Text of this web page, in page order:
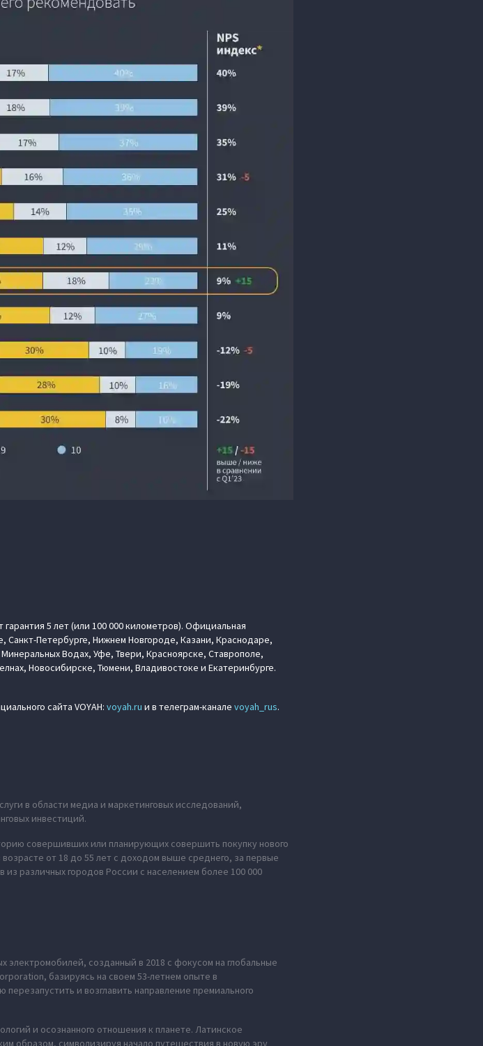
5 лет (или 100 000 километров). Официальная
Санкт-Петербурге, Нижнем Новгороде, Казани, Краснодаре,
Водах, Уфе, Твери, Красноярске, Ставрополе,
Новосибирске, Тюмени, Владивостоке и Екатеринбурге.
сайта VOYAH: voyah.ru и в телеграм-канале voyah_rus.
в области медиа и маркетинговых исследований,
инвестиций.
совершивших или планирующих совершить покупку нового
от 18 до 55 лет с доходом выше среднего, за первые
различных городов России с населением более 100 000
электромобилей, созданный в 2018 с фокусом на глобальные
базируясь на своем 53-летнем опыте в
и возглавить направление премиального
и осознанного отношения к планете. Латинское
образом, символизируя начало путешествия в новую эру